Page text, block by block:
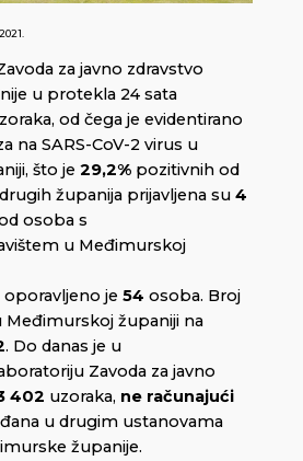
za javno zdravstvo
u protekla 24 sata
od čega je evidentirano
na SARS-CoV-2 virus u
što je 29,2% pozitivnih od
županija prijavljena su 4
osoba s
u Međimurskoj
je 54 osoba. Broj
županiji na
. Do danas je u
Zavoda za javno
402 uzoraka, ne računajući
u drugim ustanovama
županije.